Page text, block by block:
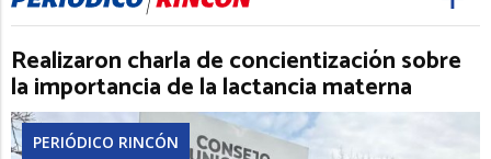
Realizaron charla de concientización sobre
la importancia de la lactancia materna
PERIÓDICO RINCÓN